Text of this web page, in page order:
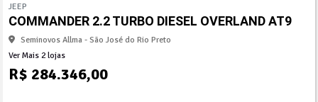
arti
lhe
JEEP
COMMANDER 2.2 TURBO DIESEL OVERLAND AT9
Seminovos Allma - São José do Rio Preto
Ver Mais 2 lojas
R$ 284.346,00